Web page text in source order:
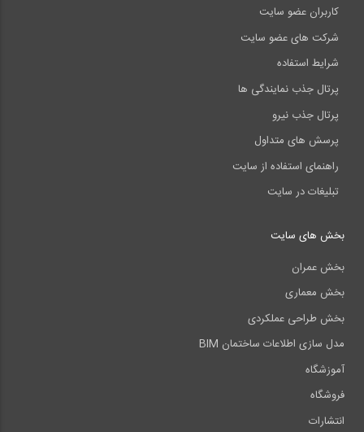
کاربران عضو سایت
شرکت های عضو سایت
شرایط استفاده
پرتال جذب نمایندگی ها
پرتال جذب نیرو
پرسش های متداول
راهنمای استفاده از سایت
تبلیغات در سایت
بخش های سایت
بخش عمران
بخش معماری
بخش طراحی عملکردی
مدل سازی اطلاعات ساختمان BIM
آموزشگاه
فروشگاه
انتشارات